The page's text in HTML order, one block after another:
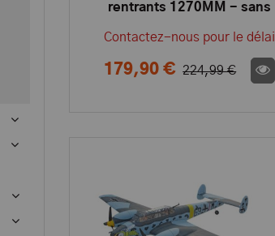
rentrants 1270MM - sans
- DYN8940G
Contactez-nous pour le délai
179,90 € 224,99 €